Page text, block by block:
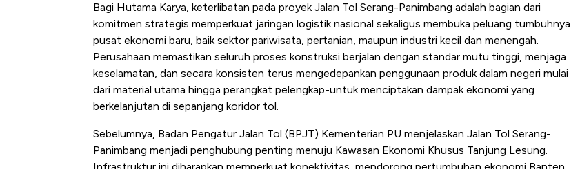
Bagi Hutama Karya, keterlibatan pada proyek Jalan Tol Serang-Panimbang adalah bagian dari
komitmen strategis memperkuat jaringan logistik nasional sekaligus membuka peluang tumbuhnya
pusat ekonomi baru, baik sektor pariwisata, pertanian, maupun industri kecil dan menengah.
Perusahaan memastikan seluruh proses konstruksi berjalan dengan standar mutu tinggi, menjaga
keselamatan, dan secara konsisten terus mengedepankan penggunaan produk dalam negeri mulai
dari material utama hingga perangkat pelengkap-untuk menciptakan dampak ekonomi yang
berkelanjutan di sepanjang koridor tol.
Sebelumnya, Badan Pengatur Jalan Tol (BPJT) Kementerian PU menjelaskan Jalan Tol Serang-
Panimbang menjadi penghubung penting menuju Kawasan Ekonomi Khusus Tanjung Lesung.